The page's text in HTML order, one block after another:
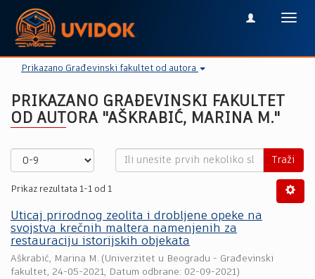
Prikazano Građevinski fakultet od autora
PRIKAZANO GRAĐEVINSKI FAKULTET
OD AUTORA "AŠKRABIĆ, MARINA M."
Traži
Prikaz rezultata 1-1 od 1
Uticaj prirodnog zeolita i drobljene opeke na
svojstva krečnih maltera namenjenih za
restauraciju istorijskih objekata
Aškrabić, Marina M. (Univerzitet u Beogradu - Građevinski
fakultet, 24-05-2021, Datum odbrane: 02-09-2021)